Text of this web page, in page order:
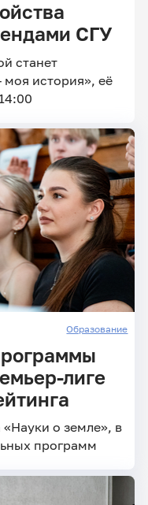
СГУ
станет
моя история», её
Образование
лиге
о земле», в
программ